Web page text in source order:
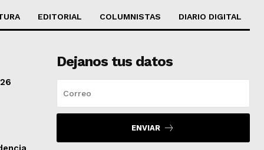
EDITORIAL COLUMNISTAS DIARIO DIGITAL
Dejanos tus datos
ENVIAR